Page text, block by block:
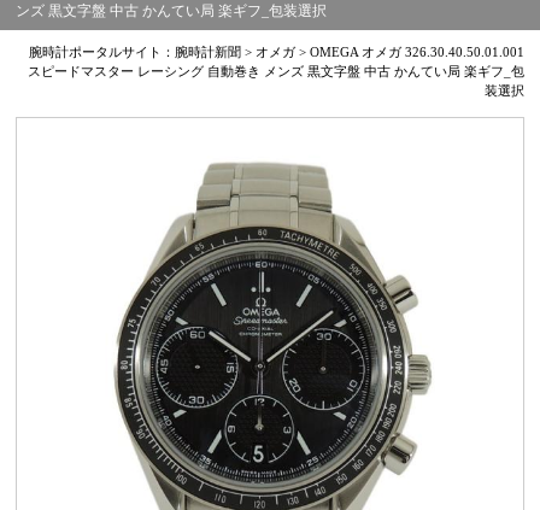
ンズ 黒文字盤 中古 かんてい局 楽ギフ_包装選択
腕時計ポータルサイト：腕時計新聞 > オメガ> OMEGA オメガ 326.30.40.50.01.001
スピードマスター レーシング 自動巻き メンズ 黒文字盤 中古 かんてい局 楽ギフ_包
装選択